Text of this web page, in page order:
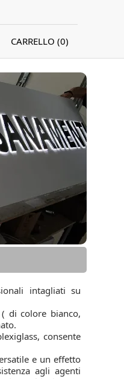
CARRELLO (0)
intagliati su
di colore bianco,
consente
e un effetto
agli agenti